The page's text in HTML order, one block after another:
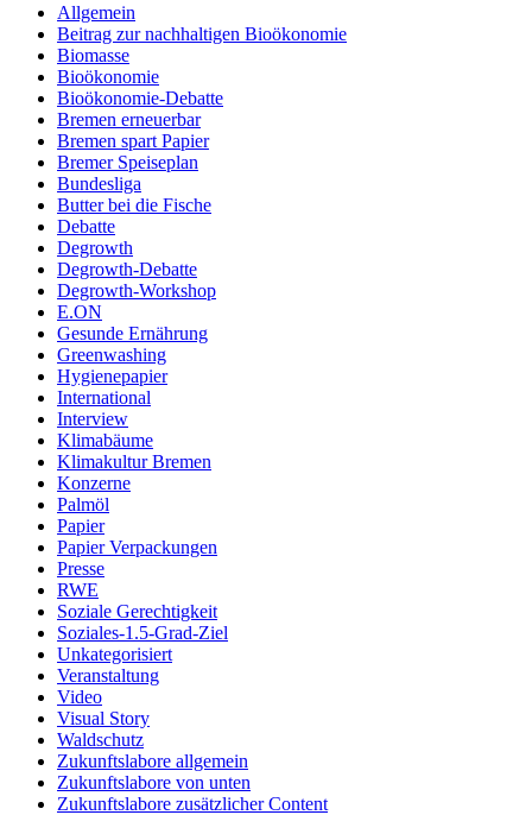
Allgemein
Beitrag zur nachhaltigen Bioökonomie
Biomasse
Bioökonomie
Bioökonomie-Debatte
Bremen erneuerbar
Bremen spart Papier
Bremer Speiseplan
Bundesliga
Butter bei die Fische
Debatte
Degrowth
Degrowth-Debatte
Degrowth-Workshop
E.ON
Gesunde Ernährung
Greenwashing
Hygienepapier
International
Interview
Klimabäume
Klimakultur Bremen
Konzerne
Palmöl
Papier
Papier Verpackungen
Presse
RWE
Soziale Gerechtigkeit
Soziales-1.5-Grad-Ziel
Unkategorisiert
Veranstaltung
Video
Visual Story
Waldschutz
Zukunftslabore allgemein
Zukunftslabore von unten
Zukunftslabore zusätzlicher Content